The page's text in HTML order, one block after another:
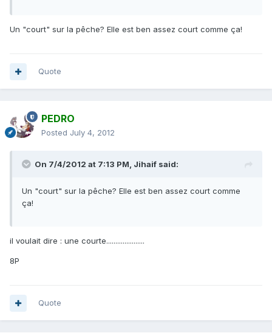
Un "court" sur la pêche? Elle est ben assez court comme ça!
Quote
PEDRO
Posted July 4, 2012
On 7/4/2012 at 7:13 PM, Jihaif said:
Un "court" sur la pêche? Elle est ben assez court comme
ça!
il voulait dire : une courte.....................
8P
Quote